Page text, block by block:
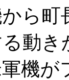
ら町
動
機